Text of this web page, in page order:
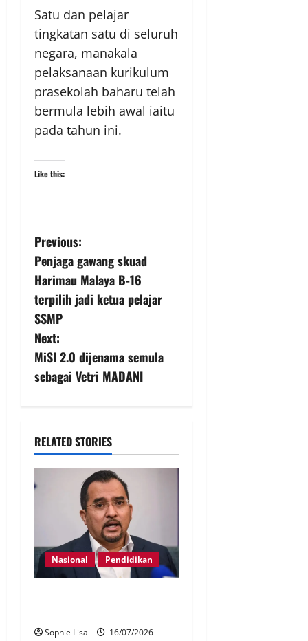
Satu dan pelajar
tingkatan satu di seluruh
negara, manakala
pelaksanaan kurikulum
prasekolah baharu telah
bermula lebih awal iaitu
pada tahun ini.
Like this:
Previous:
Penjaga gawang skuad
Harimau Malaya B-16
terpilih jadi ketua pelajar
SSMP
Next:
MiSI 2.0 dijenama semula
sebagai Vetri MADANI
RELATED STORIES
Nasional Pendidikan
Sophie Lisa 16/07/2026